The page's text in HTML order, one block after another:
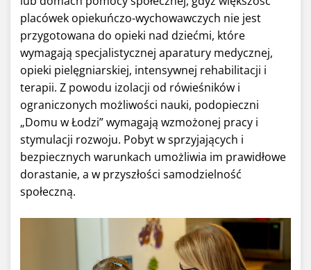
placówek opiekuńczo-wychowawczych nie jest
przygotowana do opieki nad dziećmi, które
wymagają specjalistycznej aparatury medycznej,
opieki pielęgniarskiej, intensywnej rehabilitacji i
terapii. Z powodu izolacji od rówieśników i
ograniczonych możliwości nauki, podopieczni
„Domu w Łodzi” wymagają wzmożonej pracy i
stymulacji rozwoju. Pobyt w sprzyjających i
bezpiecznych warunkach umożliwia im prawidłowe
dorastanie, a w przyszłości samodzielność
społeczną.